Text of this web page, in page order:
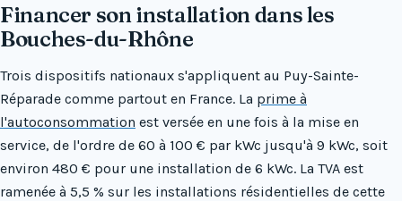
Financer son installation dans les
Bouches-du-Rhône
Trois dispositifs nationaux s'appliquent au Puy-Sainte-
Réparade comme partout en France. La prime à
l'autoconsommation est versée en une fois à la mise en
service, de l'ordre de 60 à 100 € par kWc jusqu'à 9 kWc, soit
environ 480 € pour une installation de 6 kWc. La TVA est
ramenée à 5,5 % sur les installations résidentielles de cette